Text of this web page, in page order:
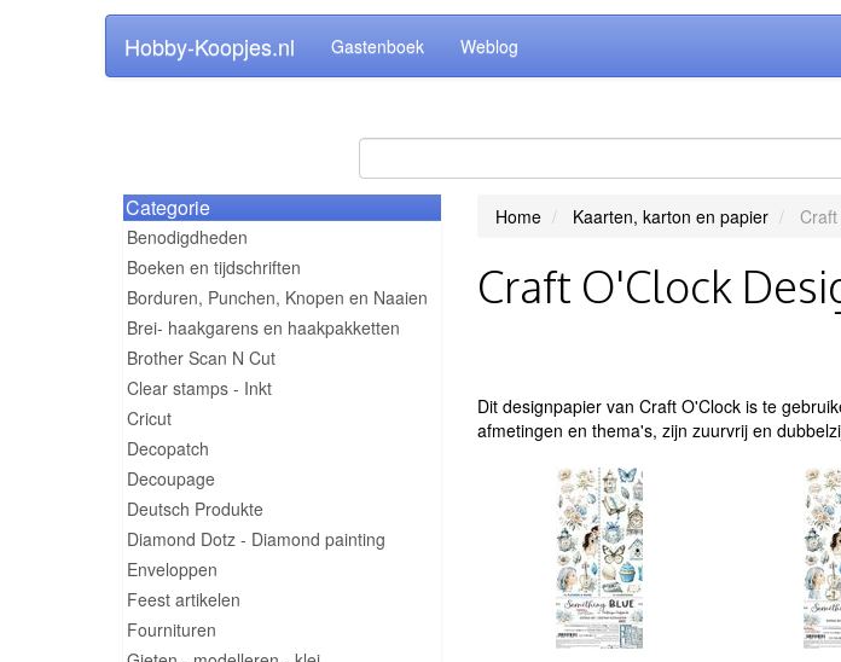
Hobby-Koopjes.nl Gastenboek Weblog
Categorie
Benodigdheden
Boeken en tijdschriften
Borduren, Punchen, Knopen en Naaien
Brei- haakgarens en haakpakketten
Brother Scan N Cut
Clear stamps - Inkt
Cricut
Decopatch
Decoupage
Deutsch Produkte
Diamond Dotz - Diamond painting
Enveloppen
Feest artikelen
Fournituren
Home Kaarten, karton en papier
Craft O'Clock
Dit designpapier van Craft O'Clock is te
afmetingen en thema's, zijn zuurvrij en